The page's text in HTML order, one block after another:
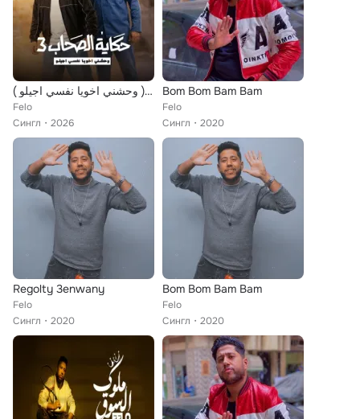
حكاية الصحاب 3 ( وحشني اخويا نفسي اجيلو )
Felo
Сингл
2026
Bom Bom Bam Bam
Felo
Сингл
2020
Regolty 3enwany
Felo
Сингл
2020
Bom Bom Bam Bam
Felo
Сингл
2020